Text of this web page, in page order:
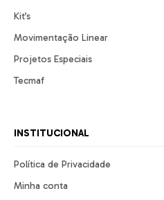
Kit’s
Movimentação Linear
Projetos Especiais
Tecmaf
INSTITUCIONAL
Política de Privacidade
Minha conta